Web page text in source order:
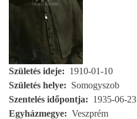
Születés ideje
1910-01-10
Születés helye
Somogyszob
Szentelés időpontja
1935-06-23
Egyházmegye
Veszprém